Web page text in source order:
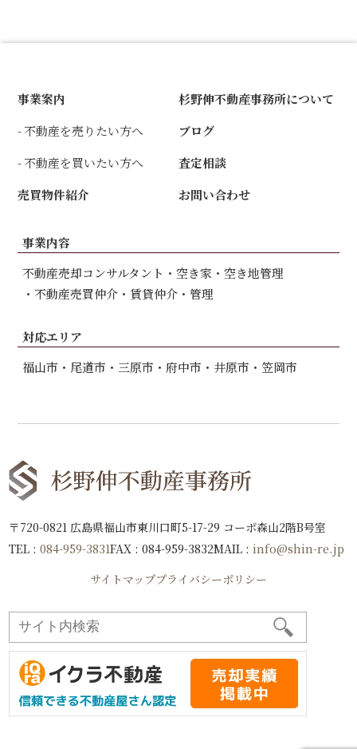
事業案内
不動産を売りたい方へ
不動産を買いたい方へ
売買物件紹介
杉野伸不動産事務所について
ブログ
査定相談
お問い合わせ
事業内容
不動産売却コンサルタント
空き家・空き地管理
不動産売買仲介
賃貸仲介・管理
対応エリア
福山市
尾道市 三原市 府中市 井原市 笠岡市
〒720-0821 広島県福山市東川口町5-17-29 コーポ森山2階B号室
TEL :084-959-3831FAX : 084-959-3832MAIL : info@shin-re.jp
サイトマッププライバシーポリシー